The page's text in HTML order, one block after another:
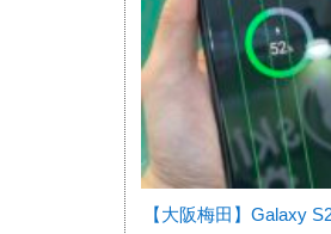
【大阪梅田】Galaxy